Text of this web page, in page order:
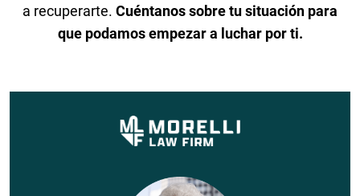
a recuperarte. Cuéntanos sobre tu situación para
que podamos empezar a luchar por ti.